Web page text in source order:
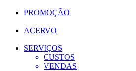
PROMOÇÃO
ACERVO
SERVIÇOS
CUSTOS
VENDAS